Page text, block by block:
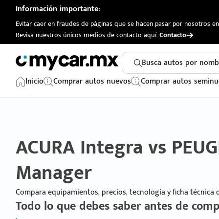
Información importante:
Evitar caer en fraudes de páginas que se hacen pasar por nosotros
Revisa nuestros únicos medios de contacto aquí:Contacto
Busca autos por
Inicio
Comprar autos nuevos Comprar autos
ACURA Integra vs
Manager
Compara equipamientos, precios, tecnología y ficha técnica
Todo lo que debes saber antes de